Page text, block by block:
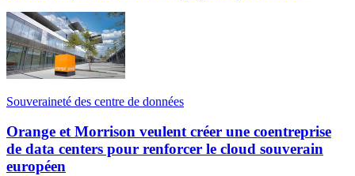
Souveraineté des centre de données
Orange et Morrison veulent créer une coentreprise
de data centers pour renforcer le cloud souverain
européen